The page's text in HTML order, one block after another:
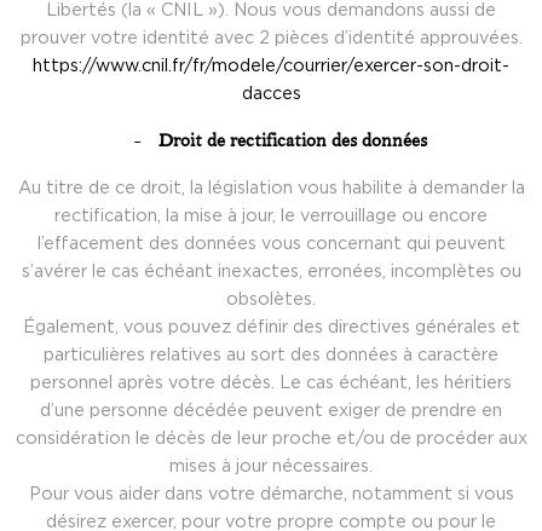
Libertés (la « CNIL »). Nous vous demandons aussi de
prouver votre identité avec 2 pièces d’identité approuvées.
https://www.cnil.fr/fr/modele/courrier/exercer-son-droit-
dacces
Droit de rectification des données
Au titre de ce droit, la législation vous habilite à demander la
rectification, la mise à jour, le verrouillage ou encore
l’effacement des données vous concernant qui peuvent
s’avérer le cas échéant inexactes, erronées, incomplètes ou
obsolètes.
Également, vous pouvez définir des directives générales et
particulières relatives au sort des données à caractère
personnel après votre décès. Le cas échéant, les héritiers
d’une personne décédée peuvent exiger de prendre en
considération le décès de leur proche et/ou de procéder aux
mises à jour nécessaires.
Pour vous aider dans votre démarche, notamment si vous
désirez exercer, pour votre propre compte ou pour le